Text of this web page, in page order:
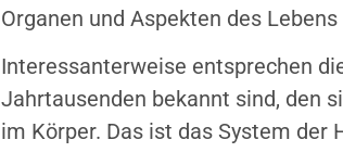
Organen und Aspekten des
Interessanterweise entsprechen
Jahrtausenden bekannt sind, den
im Körper. Das ist das System der